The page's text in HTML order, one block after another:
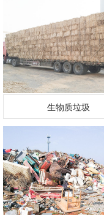
生物质垃圾